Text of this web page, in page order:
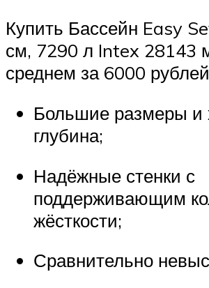
Купить Бассейн Easy
см, 7290 л Intex 28143
среднем за 6000
Большие размеры и
глубина;
Надёжные стенки с
поддерживающим
жёсткости;
Сравнительно